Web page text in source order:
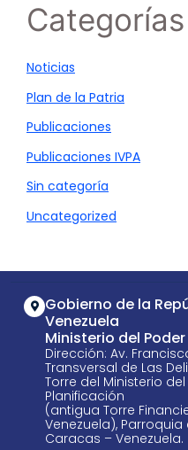
Categorías
Noticias
Plan de la Patria
Publicaciones
Publicaciones IVPA
Sin categoría
Uncategorized
Gobierno de la
Venezuela
Ministerio del
Dirección: Av.
Transversal de Las
Torre del Ministerio
Planificación
(antigua Torre
Venezuela), Parroquia
Caracas – Venezuela.